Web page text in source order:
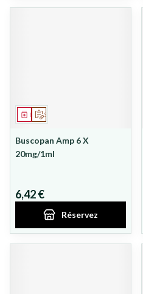
Sur prescription
Médicament
Buscopan Amp 6 X
20mg/1ml
6,42 €
Réservez